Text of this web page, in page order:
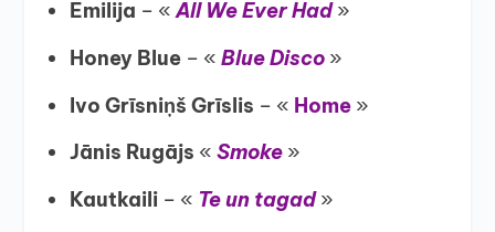
Emilija – «All We Ever Had»
Honey Blue– « Blue Disco»
Ivo Grīsniņš Grīslis – « Home»
Jānis Rugājs « Smoke»
Kautkaili– « Te un tagad»